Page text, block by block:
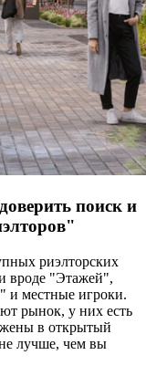
поиск и
риэлторских
вроде "Этажей",
и местные игроки.
рынок, у них есть
в открытый
лучше, чем вы